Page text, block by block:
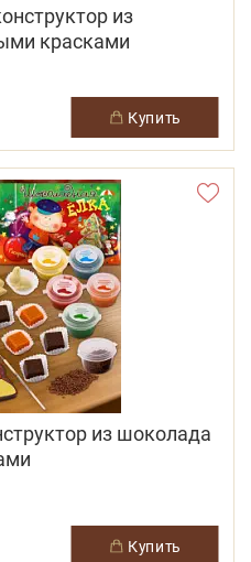
из
красками
купить
из шоколада
купить